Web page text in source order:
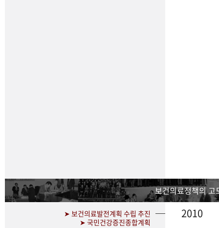
보건의료정책의 고
➤ 보건의료발전계획 수립 추진
➤ 국민건강증진종합계획
2010